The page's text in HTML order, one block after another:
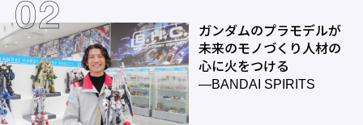
ガンダムのプラモデルが
未来のモノづくり人材の
心に火をつける
―BANDAI SPIRITS